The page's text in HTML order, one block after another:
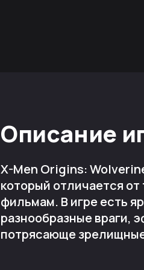
Описание
X-Men Origins:
который отличается
фильмам. В игре есть
разнообразные враги,
потрясающе